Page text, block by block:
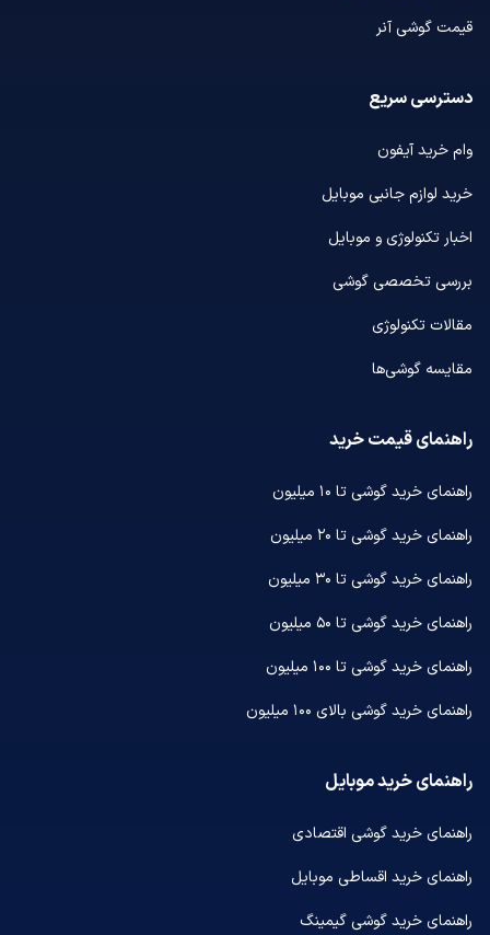
قیمت گوشی آنر
دسترسی سریع
وام خرید آیفون
خرید لوازم جانبی موبایل
اخبار تکنولوژی و موبایل
بررسی تخصصی گوشی
مقالات تکنولوژی
مقایسه گوشی‌ها
راهنمای قیمت خرید
راهنمای خرید گوشی تا ۱۰ میلیون
راهنمای خرید گوشی تا ۲۰ میلیون
راهنمای خرید گوشی تا ۳۰ میلیون
راهنمای خرید گوشی تا ۵۰ میلیون
راهنمای خرید گوشی تا ۱۰۰ میلیون
راهنمای خرید گوشی بالای ۱۰۰ میلیون
راهنمای خرید موبایل
راهنمای خرید گوشی اقتصادی
راهنمای خرید اقساطی موبایل
راهنمای خرید گوشی گیمینگ